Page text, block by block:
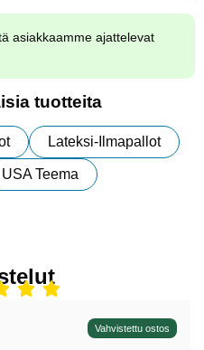
asiakkaamme ajattelevat
tuotteita
Lateksi-Ilmapallot
USA Teema
Vahvistettu ostos